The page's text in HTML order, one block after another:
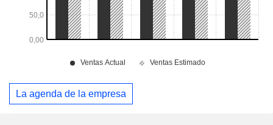
La agenda de la empresa